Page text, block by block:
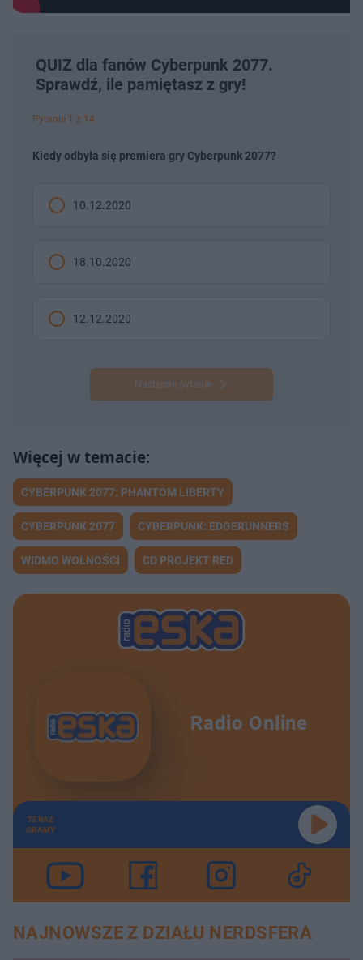
QUIZ dla fanów Cyberpunk 2077.
Sprawdź, ile pamiętasz z gry!
Pytanie 1 z 14
Kiedy odbyła się premiera gry Cyberpunk 2077?
10.12.2020
18.10.2020
12.12.2020
Następne pytanie
CYBERPUNK 2077: PHANTOM LIBERTY
CYBERPUNK 2077 CYBERPUNK: EDGERUNNERS
WIDMO WOLNOŚCI CD PROJEKT RED
Radio Online
TERAZ
GRAMY
NAJNOWSZE Z DZIAŁU NERDSFERA